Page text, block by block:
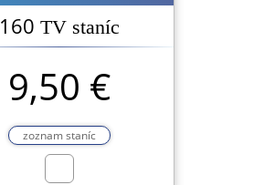
160 TV staníc
9,50 €
zoznam staníc